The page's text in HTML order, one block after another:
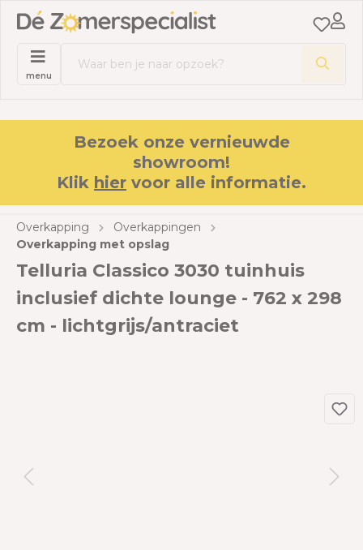
menu
Bezoek onze vernieuwde
showroom!
Klik hier voor alle informatie.
Overkapping
Overkappingen
Overkapping met opslag
Telluria Classico 3030 tuinhuis
inclusief dichte lounge - 762 x 298
cm - lichtgrijs/antraciet